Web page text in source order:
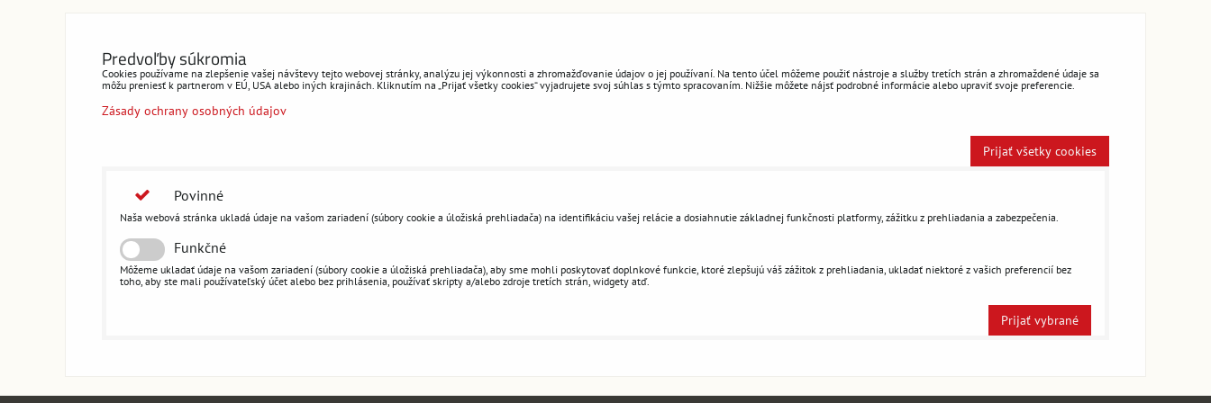
Predvoľby súkromia
Cookies používame na zlepšenie vašej návštevy tejto webovej stránky, analýzu jej výkonnosti a zhromažďovanie údajov o jej používaní. Na tento účel môžeme použiť nástroje a služby tretích strán a zhromaždené údaje sa
môžu preniesť k partnerom v EÚ, USA alebo iných krajinách. Kliknutím na „Prijať všetky cookies“ vyjadrujete svoj súhlas s týmto spracovaním. Nižšie môžete nájsť podrobné informácie alebo upraviť svoje preferencie.
Zásady ochrany osobných údajov
Prijať všetky cookies
Povinné
Naša webová stránka ukladá údaje na vašom zariadení (súbory cookie a úložiská prehliadača) na identifikáciu vašej relácie a dosiahnutie základnej funkčnosti platformy, zážitku z prehliadania a zabezpečenia.
Funkčné
Môžeme ukladať údaje na vašom zariadení (súbory cookie a úložiská prehliadača), aby sme mohli poskytovať doplnkové funkcie, ktoré zlepšujú váš zážitok z prehliadania, ukladať niektoré z vašich preferencií bez
toho, aby ste mali používateľský účet alebo bez prihlásenia, používať skripty a/alebo zdroje tretích strán, widgety atď.
Prijať vybrané